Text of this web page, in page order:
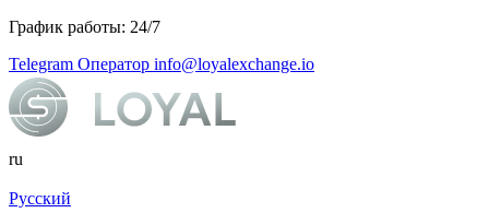
График работы: 24/7
Telegram Оператор info@loyalexchange.io
ru
Русский